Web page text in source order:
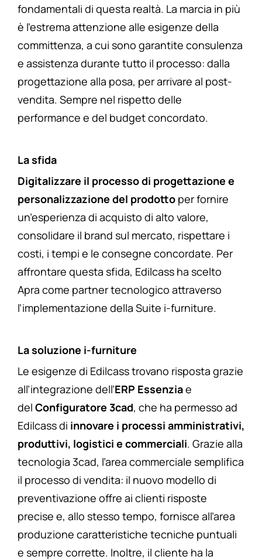
fondamentali di questa realtà. La marcia in più
è l’estrema attenzione alle esigenze della
committenza, a cui sono garantite consulenza
e assistenza durante tutto il processo: dalla
progettazione alla posa, per arrivare al post-
vendita. Sempre nel rispetto delle
performance e del budget concordato.
La sfida
Digitalizzare il processo di progettazione e
personalizzazione del prodotto per fornire
un’esperienza di acquisto di alto valore,
consolidare il brand sul mercato, rispettare i
costi, i tempi e le consegne concordate. Per
affrontare questa sfida, Edilcass ha scelto
Apra come partner tecnologico attraverso
l’implementazione della Suite i-furniture.
La soluzione i-furniture
Le esigenze di Edilcass trovano risposta grazie
all’integrazione dell’ERP Essenziae
del Configuratore 3cad, che ha permesso ad
Edilcass di innovare i processi amministrativi,
produttivi, logistici e commerciali. Grazie alla
tecnologia 3cad, l’area commerciale semplifica
il processo di vendita: il nuovo modello di
preventivazione offre ai clienti risposte
precise e, allo stesso tempo, fornisce all’area
produzione caratteristiche tecniche puntuali
e sempre corrette. Inoltre, il cliente ha la